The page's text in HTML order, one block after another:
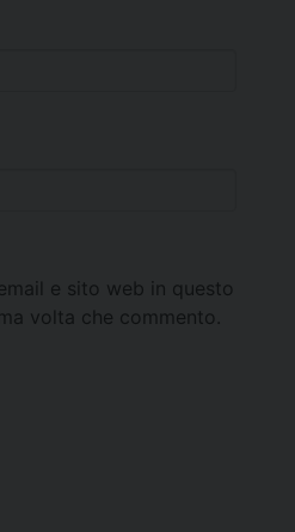
e sito web in questo
volta che commento.